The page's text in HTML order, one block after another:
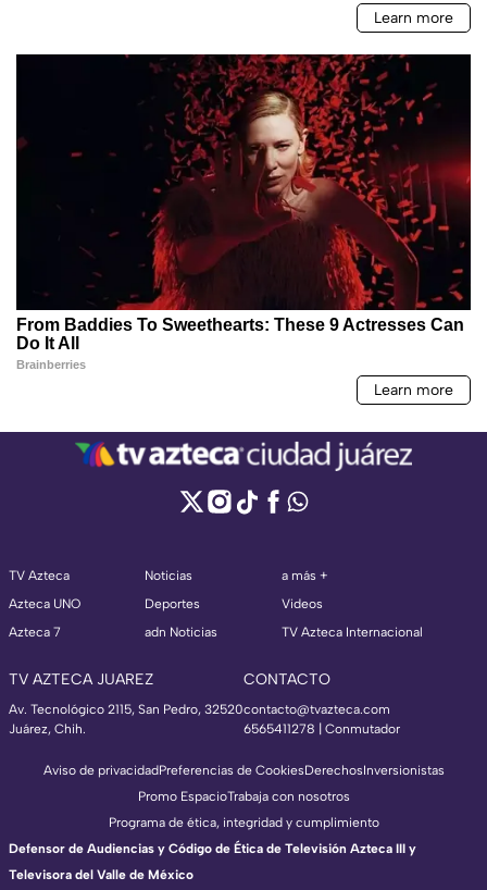
TV Azteca
Azteca UNO
Azteca 7
Noticias
Deportes
adn Noticias
a más +
Videos
TV Azteca Internacional
TV AZTECA JUAREZ
Av. Tecnológico 2115, San Pedro, 32520
Juárez, Chih.
CONTACTO
contacto@tvazteca.com
6565411278 | Conmutador
Aviso de privacidadPreferencias de CookiesDerechosInversionistas
Promo EspacioTrabaja con nosotros
Programa de ética, integridad y cumplimiento
Defensor de Audiencias y Código de Ética de Televisión Azteca III y
Televisora del Valle de México